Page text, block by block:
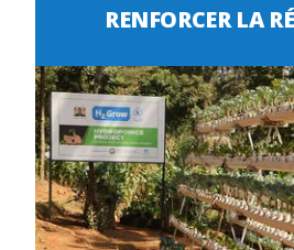
RENFORCER LA